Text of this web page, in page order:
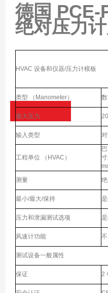
德国 PCE-
绝对压力计
HVAC 设备和仪器/压力计模板
类型 （Manometer）
最大压力
输入类型
工程单位 （HVAC）
测量
最小/最大/保持
压力和泄漏测试选项
风速计功能 不
测试设备一般属性
保证 2